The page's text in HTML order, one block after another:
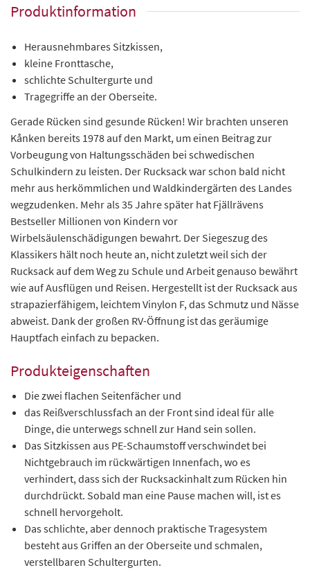
Produktinformation
Herausnehmbares Sitzkissen,
kleine Fronttasche,
schlichte Schultergurte und
Tragegriffe an der Oberseite.
Gerade Rücken sind gesunde Rücken! Wir brachten unseren
Kånken bereits 1978 auf den Markt, um einen Beitrag zur
Vorbeugung von Haltungsschäden bei schwedischen
Schulkindern zu leisten. Der Rucksack war schon bald nicht
mehr aus herkömmlichen und Waldkindergärten des Landes
wegzudenken. Mehr als 35 Jahre später hat Fjällrävens
Bestseller Millionen von Kindern vor
Wirbelsäulenschädigungen bewahrt. Der Siegeszug des
Klassikers hält noch heute an, nicht zuletzt weil sich der
Rucksack auf dem Weg zu Schule und Arbeit genauso bewährt
wie auf Ausflügen und Reisen. Hergestellt ist der Rucksack aus
strapazierfähigem, leichtem Vinylon F, das Schmutz und Nässe
abweist. Dank der großen RV-Öffnung ist das geräumige
Hauptfach einfach zu bepacken.
Produkteigenschaften
Die zwei flachen Seitenfächer und
das Reißverschlussfach an der Front sind ideal für alle
Dinge, die unterwegs schnell zur Hand sein sollen.
Das Sitzkissen aus PE-Schaumstoff verschwindet bei
Nichtgebrauch im rückwärtigen Innenfach, wo es
verhindert, dass sich der Rucksackinhalt zum Rücken hin
durchdrückt. Sobald man eine Pause machen will, ist es
schnell hervorgeholt.
Das schlichte, aber dennoch praktische Tragesystem
besteht aus Griffen an der Oberseite und schmalen,
verstellbaren Schultergurten.